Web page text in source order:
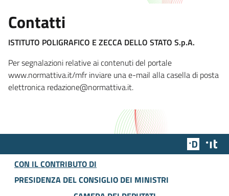
Contatti
ISTITUTO POLIGRAFICO E ZECCA DELLO STATO S.p.A.
Per segnalazioni relative ai contenuti del portale
www.normattiva.it/mfr inviare una e-mail alla casella di posta
elettronica redazione@normattiva.it.
Team
CON IL CONTRIBUTO DI
PRESIDENZA DEL CONSIGLIO DEI MINISTRI